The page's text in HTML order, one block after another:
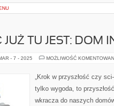
JUŻ TU JEST: DOM
- 7 - 2025 MOŻLIWOŚĆ
„Krok w przyszłość czy
tylko wygoda, to
wkracza do naszych